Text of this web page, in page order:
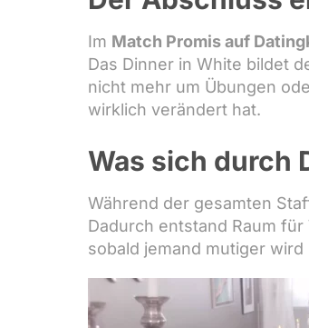
Im Match Promis auf
Das Dinner in White bildet
nicht mehr um Übungen
wirklich verändert hat.
Was sich durch
Während der gesamten
Dadurch entstand Raum
sobald jemand mutiger